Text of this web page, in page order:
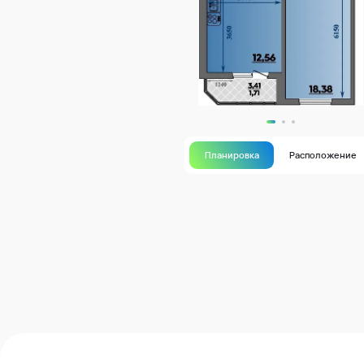
Планировка Расположение